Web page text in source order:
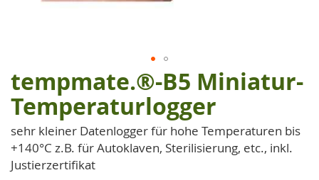
Zum
Anfang
der
Bildgalerie
springen
tempmate.®-B5 Miniatur-
Temperaturlogger
sehr kleiner Datenlogger für hohe Temperaturen bis
+140°C z.B. für Autoklaven, Sterilisierung, etc., inkl.
Justierzertifikat